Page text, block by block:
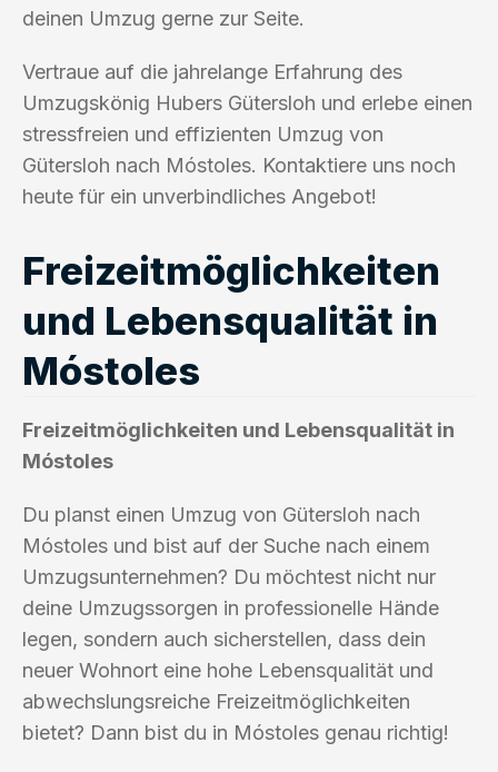
deinen Umzug gerne zur Seite.
Vertraue auf die jahrelange Erfahrung des
Umzugskönig Hubers Gütersloh und erlebe einen
stressfreien und effizienten Umzug von
Gütersloh nach Móstoles. Kontaktiere uns noch
heute für ein unverbindliches Angebot!
Freizeitmöglichkeiten
und Lebensqualität in
Móstoles
Freizeitmöglichkeiten und Lebensqualität in
Móstoles
Du planst einen Umzug von Gütersloh nach
Móstoles und bist auf der Suche nach einem
Umzugsunternehmen? Du möchtest nicht nur
deine Umzugssorgen in professionelle Hände
legen, sondern auch sicherstellen, dass dein
neuer Wohnort eine hohe Lebensqualität und
abwechslungsreiche Freizeitmöglichkeiten
bietet? Dann bist du in Móstoles genau richtig!